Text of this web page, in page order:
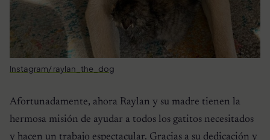
Instagram/ raylan_the_dog
Afortunadamente, ahora Raylan y su madre tienen la
hermosa misión de ayudar a todos los gatitos necesitados
y hacen un trabajo espectacular. Gracias a su dedicación y